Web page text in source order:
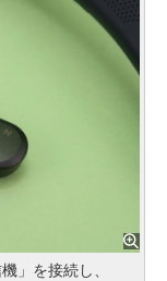
」を接続し、